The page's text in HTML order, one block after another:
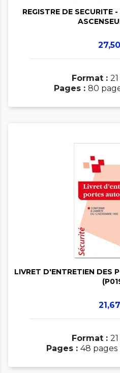
REGISTRE DE SECURITE
Prix
Format :
Pages : 80


LIVRET D'ENTRETIEN DES
Prix
Format :
Pages : 48 pages